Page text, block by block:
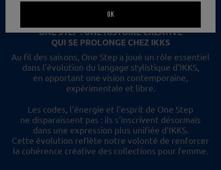
ONE STEP : UNE HISTOIRE CRÉATIVE
QUI SE PROLONGE CHEZ IKKS
Au fil des saisons, One Step a joué un rôle essentiel
dans l'évolution du langage stylistique d'IKKS,
en apportant une vision contemporaine,
expérimentale et libre.
Les codes, l'énergie et l'esprit de One Step
ne disparaissent pas : ils s'inscrivent désormais
dans une expression plus unifiée d'IKKS.
Cette évolution reflète notre volonté de renforcer
la cohérence créative des collections pour femme.
OK